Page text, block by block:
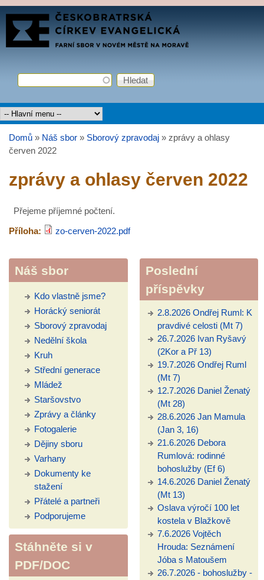
Přejít k hlavnímu obsahu
FARNÍ
SBOR
Vyhledávání
Hledat
Hlavní menu
Jste zde
Domů » Náš sbor » Sborový zpravodaj » zprávy a ohlasy
červen 2022
zprávy a ohlasy červen 2022
Přejeme příjemné počtení.
Příloha:
zo-cerven-2022.pdf
Náš sbor
Kdo vlastně jsme?
Horácký seniorát
Sborový zpravodaj
Nedělní škola
Kruh
Střední generace
Mládež
Staršovstvo
Zprávy a články
Fotogalerie
Dějiny sboru
Varhany
Dokumenty ke
stažení
Přátelé a partneři
Podporujeme
Stáhněte si v
PDF/DOC
Poslední
příspěvky
2.8.2026 Ondřej Ruml: K
pravdivé celosti (Mt 7)
26.7.2026 Ivan Ryšavý
(2Kor a Př 13)
19.7.2026 Ondřej Ruml
(Mt 7)
12.7.2026 Daniel Ženatý
(Mt 28)
28.6.2026 Jan Mamula
(Jan 3, 16)
21.6.2026 Debora
Rumlová: rodinné
bohoslužby (Ef 6)
14.6.2026 Daniel Ženatý
(Mt 13)
Oslava výročí 100 let
kostela v Blažkově
7.6.2026 Vojtěch
Hrouda: Seznámení
Jóba s Matoušem
26.7.2026 - bohoslužby -